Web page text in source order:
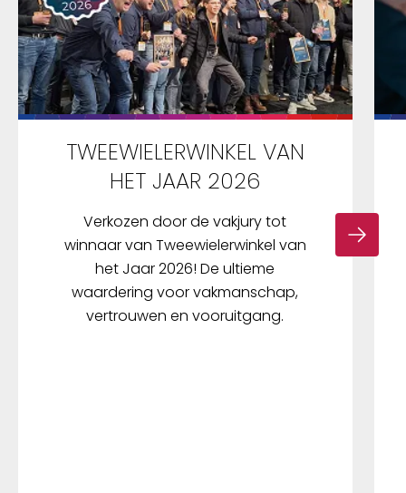
TWEEWIELERWINKEL VAN
HET JAAR 2026
Verkozen door de vakjury tot
winnaar van Tweewielerwinkel van
het Jaar 2026! De ultieme
waardering voor vakmanschap,
vertrouwen en vooruitgang.